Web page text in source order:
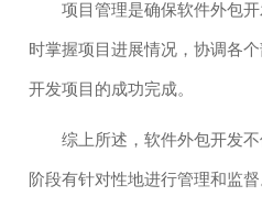
项目管理是确保软件外包开
时掌握项目进展情况，协调各
开发项目的成功完成。
综上所述，软件外包开发不
阶段有针对性地进行管理和监